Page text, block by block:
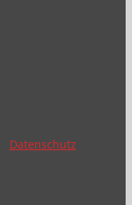
Datenschutz